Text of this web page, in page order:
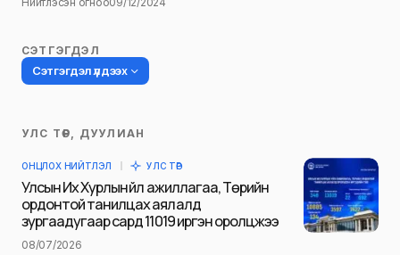
СЭТГЭГДЭЛ
Сэтгэгдэл үлдээх
Таны имэйл хаягийг нийтлэхгүй.
тэмдэглэсэн
Name
УЛС ТӨР, ДУУЛИАН
ОНЦЛОХ НИЙТЛЭЛ УЛС ТӨР
Улсын Их Хурлын үйл ажиллагаа, Төрийн
ордонтой танилцах аялалд
зургаадугаар сард 11019 иргэн оролцжээ
08/07/2026